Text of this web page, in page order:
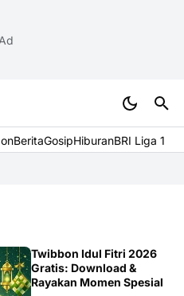
Ad
BeritaGosipHiburanBRI Liga 1
Twibbon Idul Fitri 2026
Gratis: Download &
Rayakan Momen Spesial